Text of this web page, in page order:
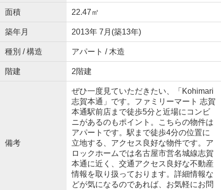
面積 22.47㎡
築年月 2013年 7月(築13年)
種別 / 構造 アパート / 木造
階建 2階建
備考
ぜひ一度見ていただきたい、「Kohimari
志賀本通」です。ファミリーマート 志賀
本通駅前店まで徒歩5分と近場にコンビ
ニがあるのもポイント。こちらの物件は
アパートです。駅まで徒歩4分の位置に
立地する、アクセス良好な物件です。ア
ロックホームでは名古屋市営名城線志賀
本通に近く、交通アクセス良好な不動産
情報を取り扱っております。詳細情報な
どが気になるのであれば、お気軽にお問